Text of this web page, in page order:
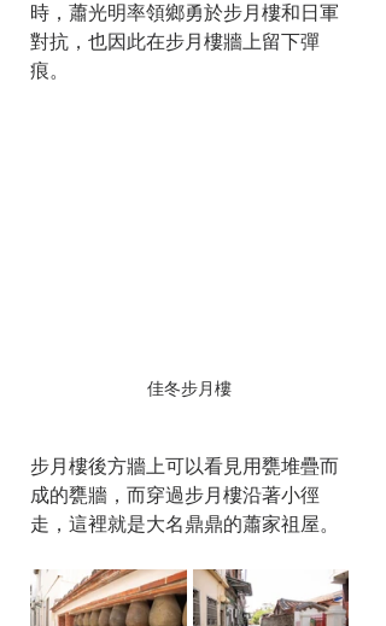
時，蕭光明率領鄉勇於步月樓和日軍
對抗，也因此在步月樓牆上留下彈
痕。
佳冬步月樓
步月樓後方牆上可以看見用甕堆疊而
成的甕牆，而穿過步月樓沿著小徑
走，這裡就是大名鼎鼎的蕭家祖屋。